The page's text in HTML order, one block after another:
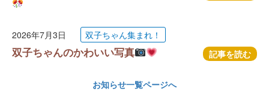
2026年7月3日 双子ちゃん集まれ！
双子ちゃんのかわいい写真 記事を読む
お知らせ一覧ページへ